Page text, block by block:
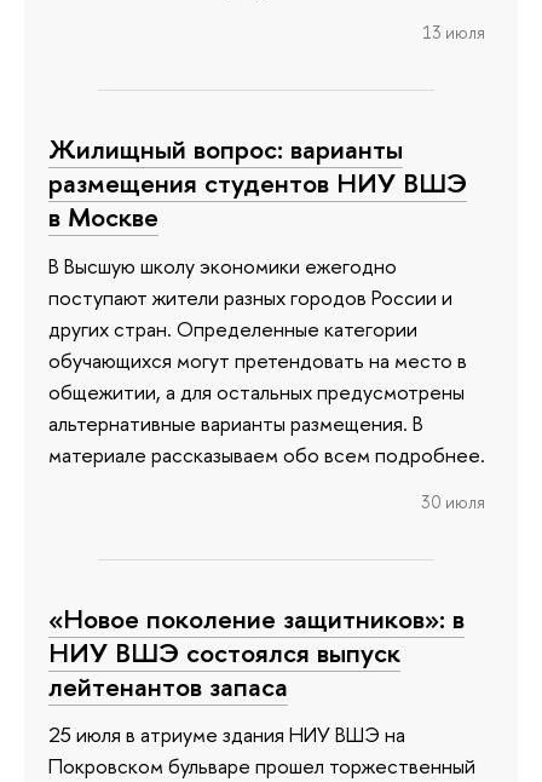
13 июля
Жилищный вопрос: варианты
размещения студентов НИУ ВШЭ
в Москве
В Высшую школу экономики ежегодно
поступают жители разных городов России и
других стран. Определенные категории
обучающихся могут претендовать на место в
общежитии, а для остальных предусмотрены
альтернативные варианты размещения. В
материале рассказываем обо всем подробнее.
30 июля
«Новое поколение защитников»: в
НИУ ВШЭ состоялся выпуск
лейтенантов запаса
25 июля в атриуме здания НИУ ВШЭ на
Покровском бульваре прошел торжественный